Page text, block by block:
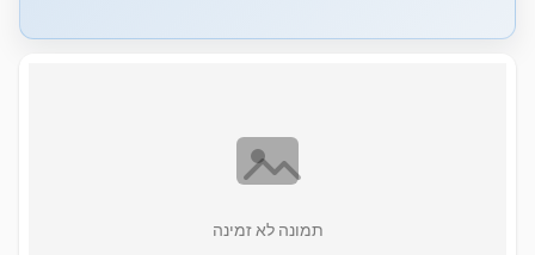
תמונה לא זמינה